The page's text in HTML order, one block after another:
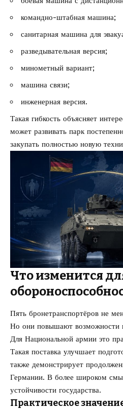
командно-штабная машина;
санитарная машина для
разведывательная версия;
минометный вариант;
машина связи;
инженерная версия.
Такая гибкость объясняет
может развивать парк
закупать полностью новую
Что изменится
Пять бронетранспортёров не
Но они повышают возможности
Для Национальной армии это
Такая поставка улучшает
также демонстрирует
Германии. В более широком
устойчивости государства.
Практическое